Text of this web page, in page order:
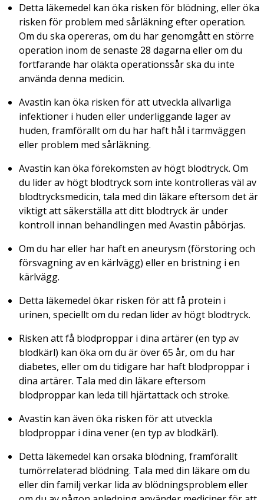
Detta läkemedel kan öka risken för blödning, eller öka
risken för problem med sårläkning efter operation.
Om du ska opereras, om du har genomgått en större
operation inom de senaste 28 dagarna eller om du
fortfarande har oläkta operationssår ska du inte
använda denna medicin.
Avastin kan öka risken för att utveckla allvarliga
infektioner i huden eller underliggande lager av
huden, framförallt om du har haft hål i tarmväggen
eller problem med sårläkning.
Avastin kan öka förekomsten av högt blodtryck. Om
du lider av högt blodtryck som inte kontrolleras väl av
blodtrycksmedicin, tala med din läkare eftersom det är
viktigt att säkerställa att ditt blodtryck är under
kontroll innan behandlingen med Avastin påbörjas.
Om du har eller har haft en aneurysm (förstoring och
försvagning av en kärlvägg) eller en bristning i en
kärlvägg.
Detta läkemedel ökar risken för att få protein i
urinen, speciellt om du redan lider av högt blodtryck.
Risken att få blodproppar i dina artärer (en typ av
blodkärl) kan öka om du är över 65 år, om du har
diabetes, eller om du tidigare har haft blodproppar i
dina artärer. Tala med din läkare eftersom
blodproppar kan leda till hjärtattack och stroke.
Avastin kan även öka risken för att utveckla
blodproppar i dina vener (en typ av blodkärl).
Detta läkemedel kan orsaka blödning, framförallt
tumörrelaterad blödning. Tala med din läkare om du
eller din familj verkar lida av blödningsproblem eller